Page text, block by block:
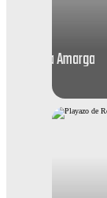
Agua Amarga